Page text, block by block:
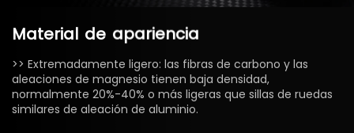
Material de apariencia
>> Extremadamente ligero: las fibras de carbono y las
aleaciones de magnesio tienen baja densidad,
normalmente 20%-40% o más ligeras que sillas de ruedas
similares de aleación de aluminio.